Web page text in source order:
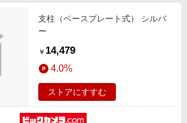
支柱（ベースプレート式） シルバ
ー
￥ 14,479
4.0%
ストアにすすむ